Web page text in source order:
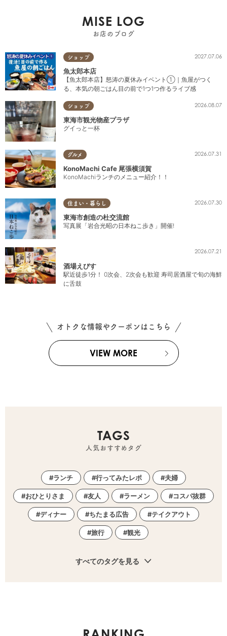
MISE LOG
お店のブログ
ショップ 2027.07.06
魚太郎本店
【魚太郎本店】怒涛の夏休みイベント①｜魚屋がつく
る、本気の朝ごはん目の前で1つ1つ作るライブ感
ショップ 2026.08.07
東海市観光物産プラザ
グイっと一杯
グルメ 2026.07.31
KonoMachi Cafe 尾張横須賀
KonoMachiランチのメニュー紹介！！
住まい・暮らし 2026.07.30
東海市創造の杜交流館
写真展「岩合光昭の日本ねこ歩き」開催!
2026.07.21
酒場えびす
駅近徒歩1分！ 0次会、2次会も歓迎 寿司居酒屋で旬の海鮮
に舌鼓
オトクな情報やクーポンはこちら
VIEW MORE
TAGS
人気おすすめタグ
ランチ 行ってみたレポ 夫婦
おひとりさま 友人 ラーメン コスパ抜群
ディナー ちたまる広告 テイクアウト
旅行 観光
すべてのタグを見る